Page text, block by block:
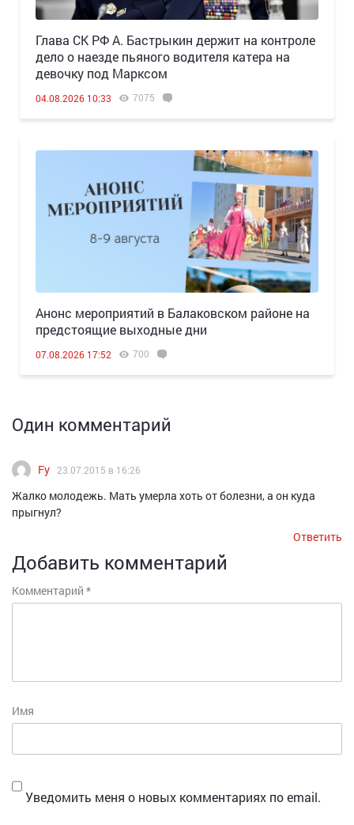
Глава СК РФ А. Бастрыкин держит на контроле
дело о наезде пьяного водителя катера на
девочку под Марксом
04.08.2026 10:33 7075
Анонс мероприятий в Балаковском районе на
предстоящие выходные дни
07.08.2026 17:52 700
Один комментарий
Fy 23.07.2015 в 16:26
Жалко молодежь. Мать умерла хоть от болезни, а он куда
прыгнул?
Ответить
Добавить комментарий
Комментарий *
Имя
Уведомить меня о новых комментариях по email.